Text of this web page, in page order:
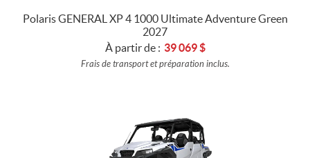
Polaris GENERAL XP 4 1000 Ultimate Adventure Green
2027
À partir de : 39 069$
Frais de transport et préparation inclus.